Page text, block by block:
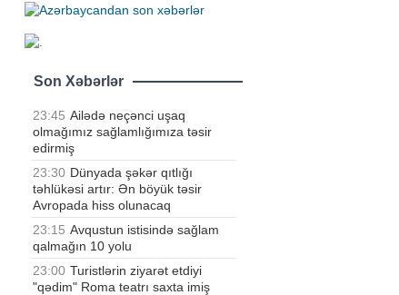
Son Xəbərlər
23:45 Ailədə neçənci uşaq
olmağımız sağlamlığımıza təsir
edirmiş
23:30 Dünyada şəkər qıtlığı
təhlükəsi artır: Ən böyük təsir
Avropada hiss olunacaq
23:15 Avqustun istisində sağlam
qalmağın 10 yolu
23:00 Turistlərin ziyarət etdiyi
"qədim" Roma teatrı saxta imiş